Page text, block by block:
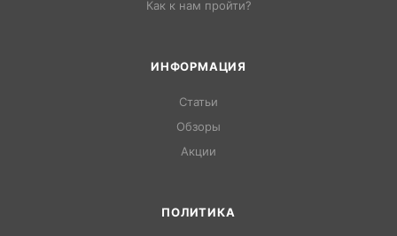
Как к нам пройти?
ИНФОРМАЦИЯ
Статьи
Обзоры
Акции
ПОЛИТИКА